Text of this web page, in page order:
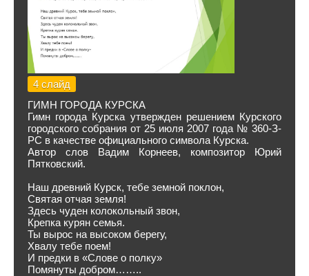
4 слайд
ГИМН ГОРОДА КУРСКА
Гимн города Курска утвержден решением Курского
городского собрания от 25 июля 2007 года № 360-З-
РС в качестве официального символа Курска.
Автор слов Вадим Корнеев, композитор Юрий
Пятковский.
Наш древний Курск, тебе земной поклон,
Святая отчая земля!
Здесь чуден колокольный звон,
Крепка курян семья.
Ты вырос на высоком берегу,
Хвалу тебе поем!
И предки в «Слове о полку»
Помянуты добром……..